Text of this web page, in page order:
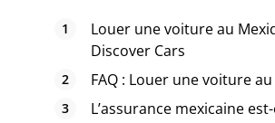
Louer une voiture au
Discover Cars
FAQ : Louer une voiture
L’assurance mexicaine